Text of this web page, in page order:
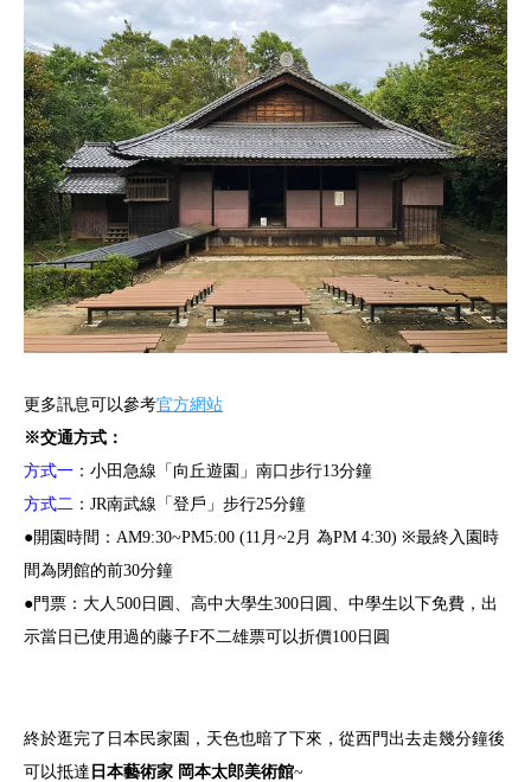
更多訊息可以參考官方網站
※交通方式：
方式一 ：小田急線「向丘遊園」南口步行13分鐘
方式二 ：JR南武線「登戶」步行25分鐘
●開園時間：AM9:30~PM5:00 (11月~2月 為PM 4:30) ※最終入園時
間為閉館的前30分鐘
●門票：大人500日圓、高中大學生300日圓、中學生以下免費，出
示當日已使用過的藤子F不二雄票可以折價100日圓
終於逛完了日本民家園，天色也暗了下來，從西門出去走幾分鐘後
可以抵達 日本藝術家 岡本太郎美術館~